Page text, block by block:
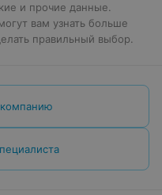
и прочие данные.
вам узнать больше
правильный выбор.